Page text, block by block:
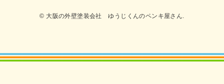
© 大阪の外壁塗装会社 ゆうじくんのペンキ屋さん.